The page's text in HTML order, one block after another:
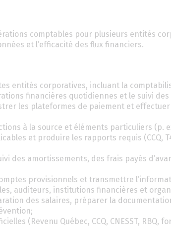
comptables pour plusieurs entités
et l’efficacité des flux financiers.
entités corporatives, incluant la
financières quotidiennes et le suivi
les plateformes de paiement et
à la source et éléments particuliers (p.
et produire les rapports requis (CCQ,
des amortissements, des frais payés
provisionnels et transmettre
auditeurs, institutions financières et
des salaires, préparer la
(Revenu Québec, CCQ, CNESST, RBQ,